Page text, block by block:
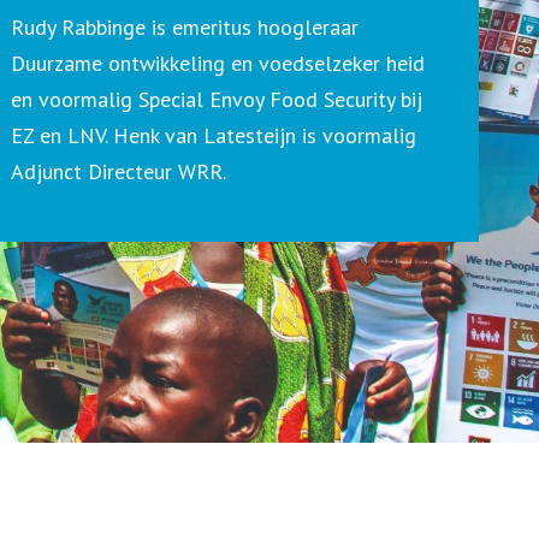
Rudy Rabbinge is emeritus hoogleraar
Duurzame ontwikkeling en voedselzeker heid
en voormalig Special Envoy Food Security bij
EZ en LNV. Henk van Latesteijn is voormalig
Adjunct Directeur WRR.